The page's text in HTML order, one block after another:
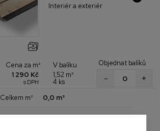
Interiér a exteriér
Cena za m²
1 290 Kč
s DPH
V balíku
1,52 m²
4 ks
Objednat balíků
+
-
Celkem m² 0,0 m²